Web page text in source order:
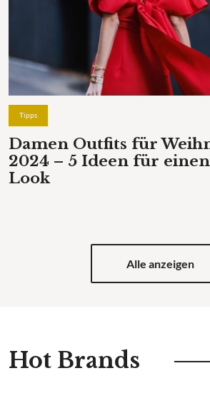
Tipps
Damen Outfits für
2024 – 5 Ideen für
Look
Alle anzeigen
Hot Brands